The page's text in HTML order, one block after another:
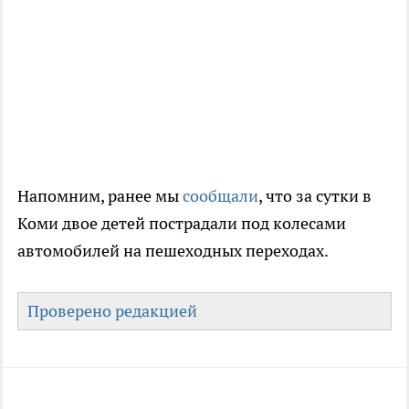
Напомним, ранее мысообщали, что за сутки в
Коми двое детей пострадали под колесами
автомобилей на пешеходных переходах.
Проверено редакцией